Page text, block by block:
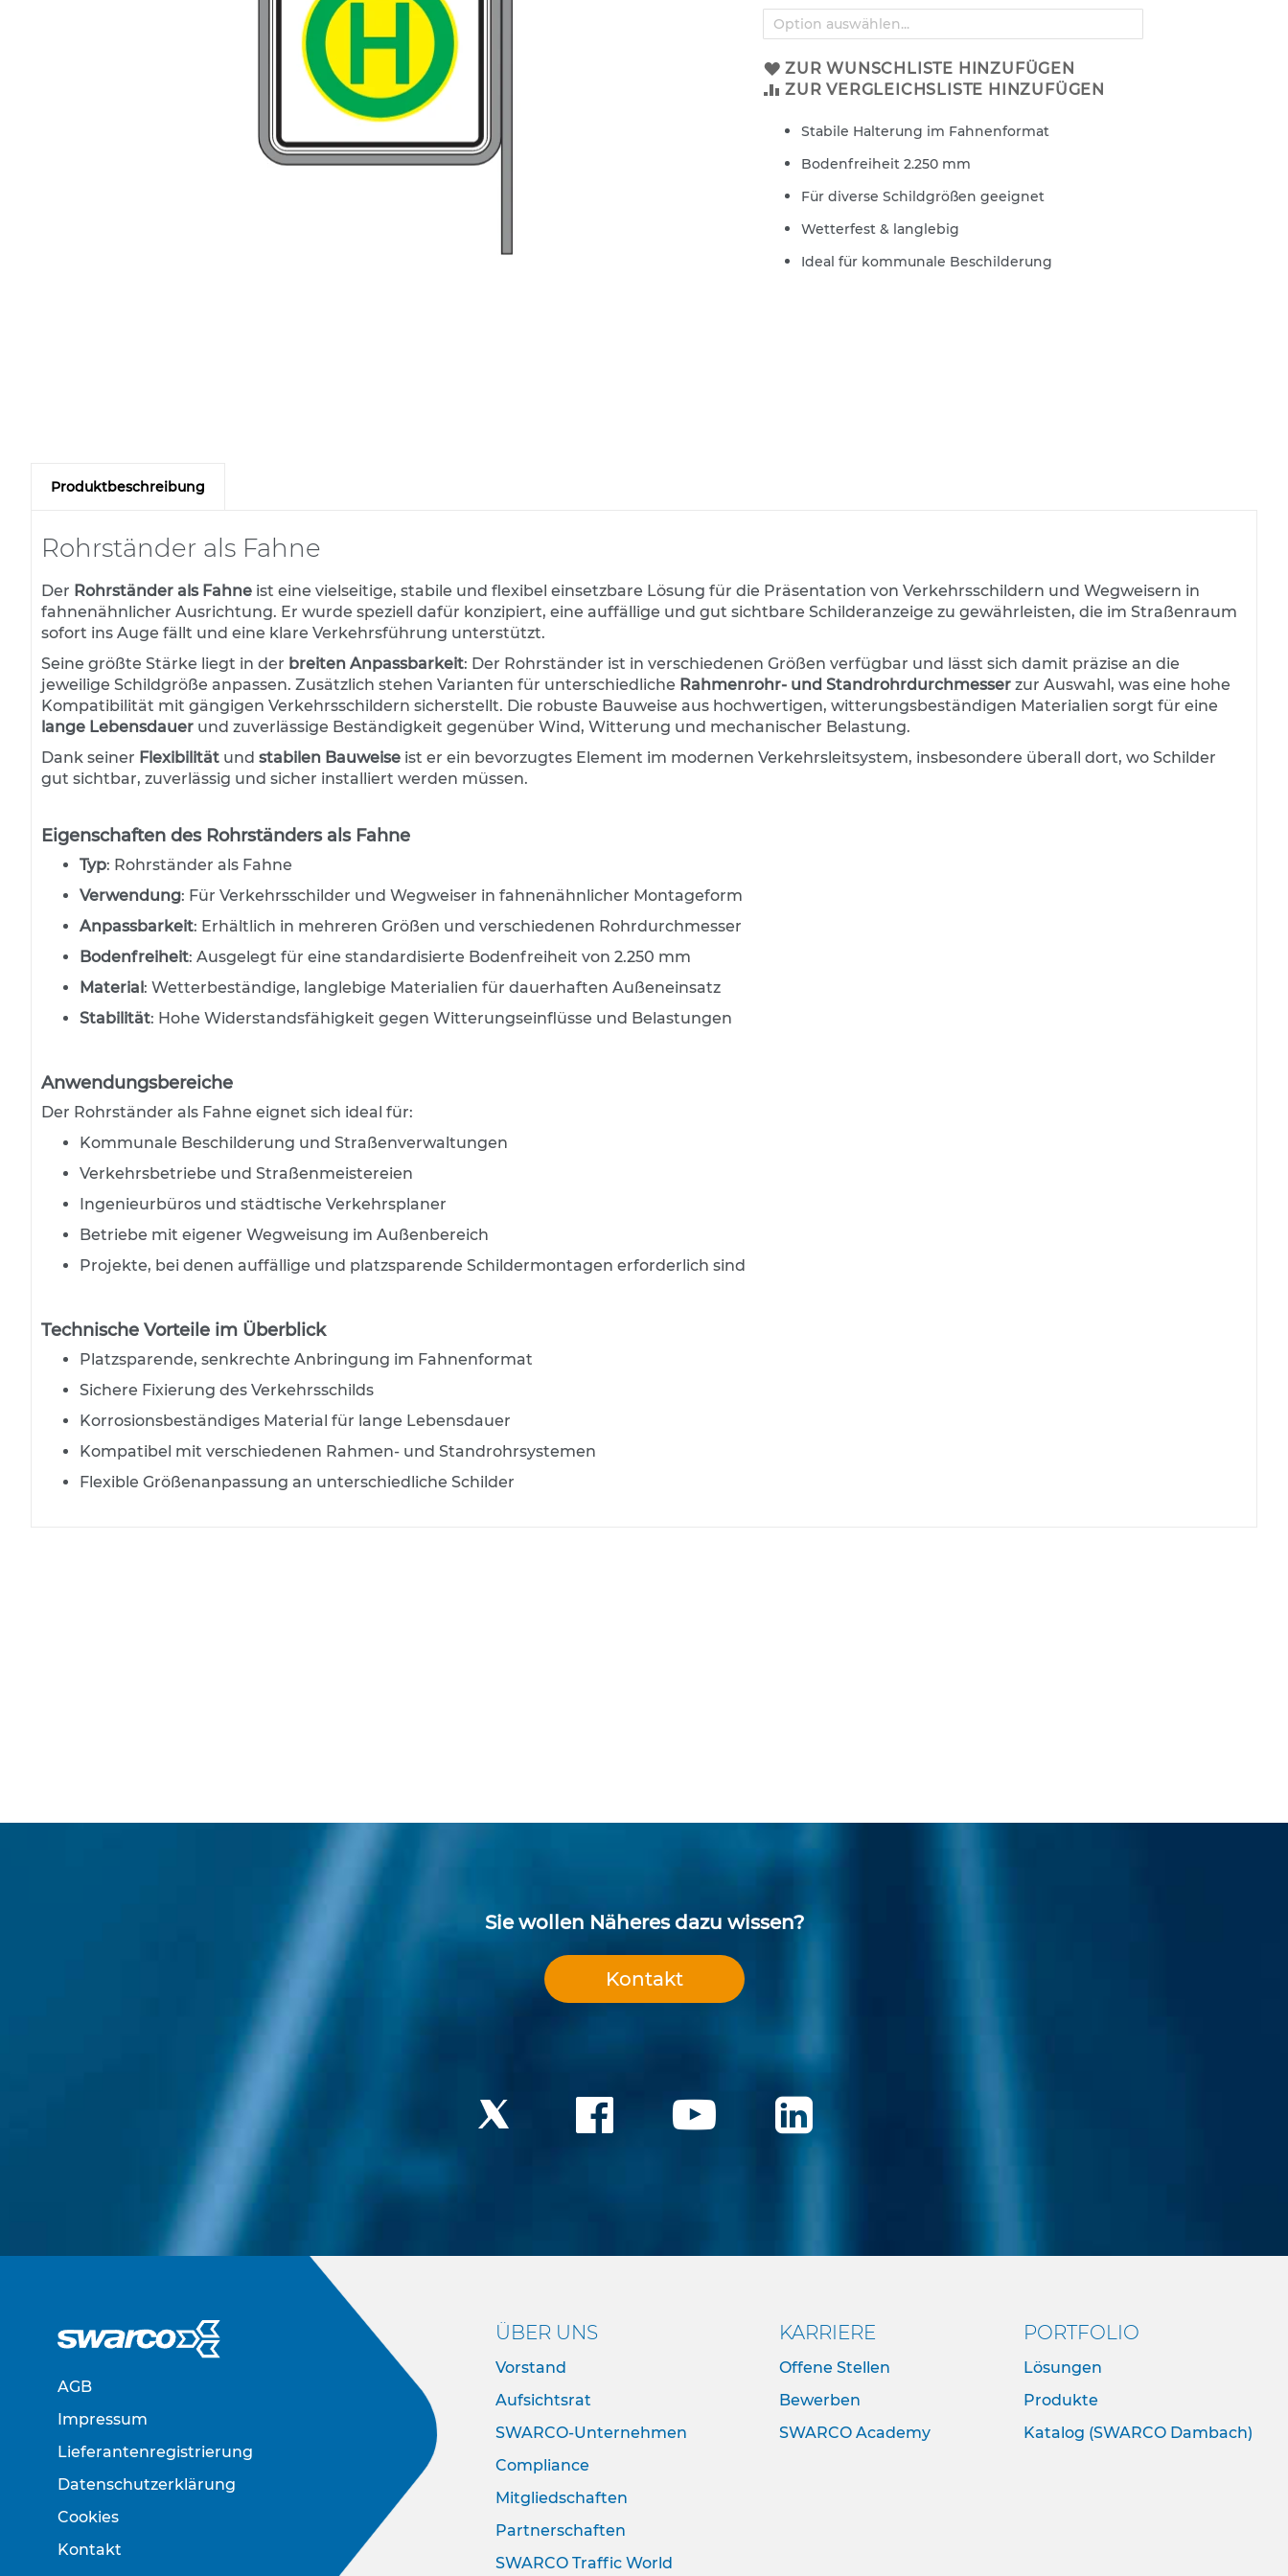
Straßennamenschilder
Bodenhülsen
Verkehrsspiegel
Gitterrohr- und
Stahlrohrmasten
Steinschraubenkörbe
Beschilderungssysteme
OM-Aufstellsysteme
Baustellen-Sicherungsprodukte
DAMBACH TL-Sicherheitsbaken
Baustellensicherungssystem
Absperrschranken und
Richtungstafeln
Leitkegel
Baken- und Baustellenleuchten
Batterien
Baustellenwarnung
Absperrpfosten
Schilderständer
Transportables
Faltsignale
Straßenmarkierungen
Fahrbahnmarkierungen
Produkte für Städte und
Gemeinden
Sonderschilder
Streugutbehälter/Dambox
Höhenbegrenzung
Kleinschilder (StvO)
ZUR WUNSCHLISTE HINZUFÜGEN
ZUR VERGLEICHSLISTE HINZUFÜGEN
Stabile Halterung im Fahnenformat
Bodenfreiheit 2.250 mm
Für diverse Schildgrößen geeignet
Wetterfest & langlebig
Ideal für kommunale Beschilderung
der
Produktbeschreibung
Rohrständer als Fahne
Der Rohrständer als Fahne ist eine vielseitige, stabile und flexibel einsetzbare Lösung für die Präsentation von Verkehrsschildern und Wegweisern in
fahnenähnlicher Ausrichtung. Er wurde speziell dafür konzipiert, eine auffällige und gut sichtbare Schilderanzeige zu gewährleisten, die im Straßenraum
sofort ins Auge fällt und eine klare Verkehrsführung unterstützt.
Seine größte Stärke liegt in der breiten Anpassbarkeit: Der Rohrständer ist in verschiedenen Größen verfügbar und lässt sich damit präzise an die
jeweilige Schildgröße anpassen. Zusätzlich stehen Varianten für unterschiedliche Rahmenrohr- und Standrohrdurchmesser zur Auswahl, was eine hohe
Kompatibilität mit gängigen Verkehrsschildern sicherstellt. Die robuste Bauweise aus hochwertigen, witterungsbeständigen Materialien sorgt für eine
lange Lebensdauer und zuverlässige Beständigkeit gegenüber Wind, Witterung und mechanischer Belastung.
Dank seiner Flexibilität und stabilen Bauweise ist er ein bevorzugtes Element im modernen Verkehrsleitsystem, insbesondere überall dort, wo Schilder
gut sichtbar, zuverlässig und sicher installiert werden müssen.
Eigenschaften des Rohrständers als Fahne
Typ: Rohrständer als Fahne
Verwendung: Für Verkehrsschilder und Wegweiser in fahnenähnlicher Montageform
Anpassbarkeit: Erhältlich in mehreren Größen und verschiedenen Rohrdurchmesser
Bodenfreiheit: Ausgelegt für eine standardisierte Bodenfreiheit von 2.250 mm
Material: Wetterbeständige, langlebige Materialien für dauerhaften Außeneinsatz
Stabilität: Hohe Widerstandsfähigkeit gegen Witterungseinflüsse und Belastungen
Anwendungsbereiche
Der Rohrständer als Fahne eignet sich ideal für:
Kommunale Beschilderung und Straßenverwaltungen
Verkehrsbetriebe und Straßenmeistereien
Ingenieurbüros und städtische Verkehrsplaner
Betriebe mit eigener Wegweisung im Außenbereich
Projekte, bei denen auffällige und platzsparende Schildermontagen erforderlich sind
Technische Vorteile im Überblick
Platzsparende, senkrechte Anbringung im Fahnenformat
Sichere Fixierung des Verkehrsschilds
Korrosionsbeständiges Material für lange Lebensdauer
Kompatibel mit verschiedenen Rahmen- und Standrohrsystemen
Flexible Größenanpassung an unterschiedliche Schilder
Sie wollen Näheres dazu wissen?
Kontakt
AGB
Impressum
Lieferantenregistrierung
Datenschutzerklärung
Cookies
Kontakt
ÜBER UNS
Vorstand
Aufsichtsrat
SWARCO-Unternehmen
Compliance
Mitgliedschaften
Partnerschaften
SWARCO Traffic World
KARRIERE
Offene Stellen
Bewerben
SWARCO Academy
PORTFOLIO
Lösungen
Produkte
Katalog (SWARCO Dambach)